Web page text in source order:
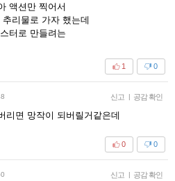
액션만 찍어서
리물로 가자 했는데
터로 만들려는
0
1
신고 | 공감 확인
리면 망작이 되버릴거같은데
0
0
신고 | 공감 확인